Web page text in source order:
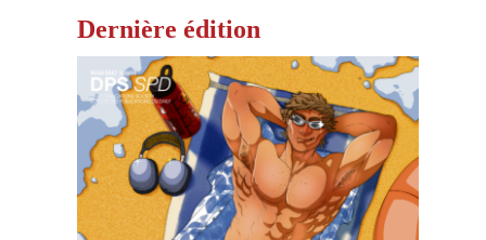
Dernière édition